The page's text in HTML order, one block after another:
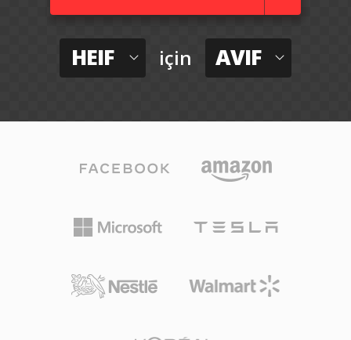
HEIF için AVIF